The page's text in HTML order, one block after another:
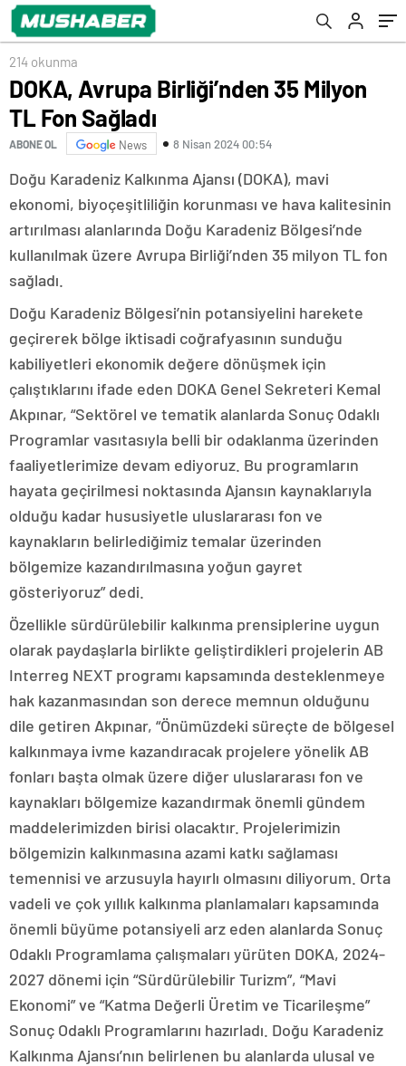
214 okunma
DOKA, Avrupa Birliği’nden 35 Milyon
TL Fon Sağladı
ABONE OL News 8 Nisan 2024 00:54
Doğu Karadeniz Kalkınma Ajansı (DOKA), mavi
ekonomi, biyoçeşitliliğin korunması ve hava kalitesinin
artırılması alanlarında Doğu Karadeniz Bölgesi’nde
kullanılmak üzere Avrupa Birliği’nden 35 milyon TL fon
sağladı.
Doğu Karadeniz Bölgesi’nin potansiyelini harekete
geçirerek bölge iktisadi coğrafyasının sunduğu
kabiliyetleri ekonomik değere dönüşmek için
çalıştıklarını ifade eden DOKA Genel Sekreteri Kemal
Akpınar, “Sektörel ve tematik alanlarda Sonuç Odaklı
Programlar vasıtasıyla belli bir odaklanma üzerinden
faaliyetlerimize devam ediyoruz. Bu programların
hayata geçirilmesi noktasında Ajansın kaynaklarıyla
olduğu kadar hususiyetle uluslararası fon ve
kaynakların belirlediğimiz temalar üzerinden
bölgemize kazandırılmasına yoğun gayret
gösteriyoruz” dedi.
Özellikle sürdürülebilir kalkınma prensiplerine uygun
olarak paydaşlarla birlikte geliştirdikleri projelerin AB
Interreg NEXT programı kapsamında desteklenmeye
hak kazanmasından son derece memnun olduğunu
dile getiren Akpınar, “Önümüzdeki süreçte de bölgesel
kalkınmaya ivme kazandıracak projelere yönelik AB
fonları başta olmak üzere diğer uluslararası fon ve
kaynakları bölgemize kazandırmak önemli gündem
maddelerimizden birisi olacaktır. Projelerimizin
bölgemizin kalkınmasına azami katkı sağlaması
temennisi ve arzusuyla hayırlı olmasını diliyorum. Orta
vadeli ve çok yıllık kalkınma planlamaları kapsamında
önemli büyüme potansiyeli arz eden alanlarda Sonuç
Odaklı Programlama çalışmaları yürüten DOKA, 2024-
2027 dönemi için “Sürdürülebilir Turizm”, “Mavi
Ekonomi” ve “Katma Değerli Üretim ve Ticarileşme”
Sonuç Odaklı Programlarını hazırladı. Doğu Karadeniz
Kalkınma Ajansı’nın belirlenen bu alanlarda ulusal ve